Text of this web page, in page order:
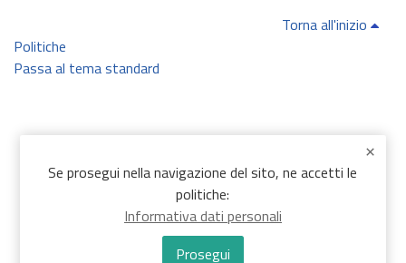
Torna all'inizio
Politiche
Passa al tema standard
Se prosegui nella navigazione del sito, ne accetti le
politiche:
Informativa dati personali
Prosegui